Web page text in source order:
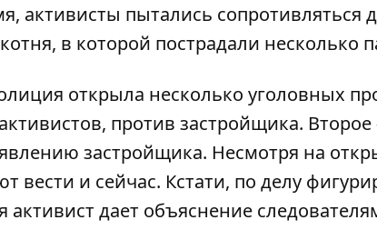
активисты пытались сопротивляться
в которой пострадали несколько
открыла несколько уголовных
против застройщика. Второе
застройщика. Несмотря на
вести и сейчас. Кстати, по делу
активист дает объяснение